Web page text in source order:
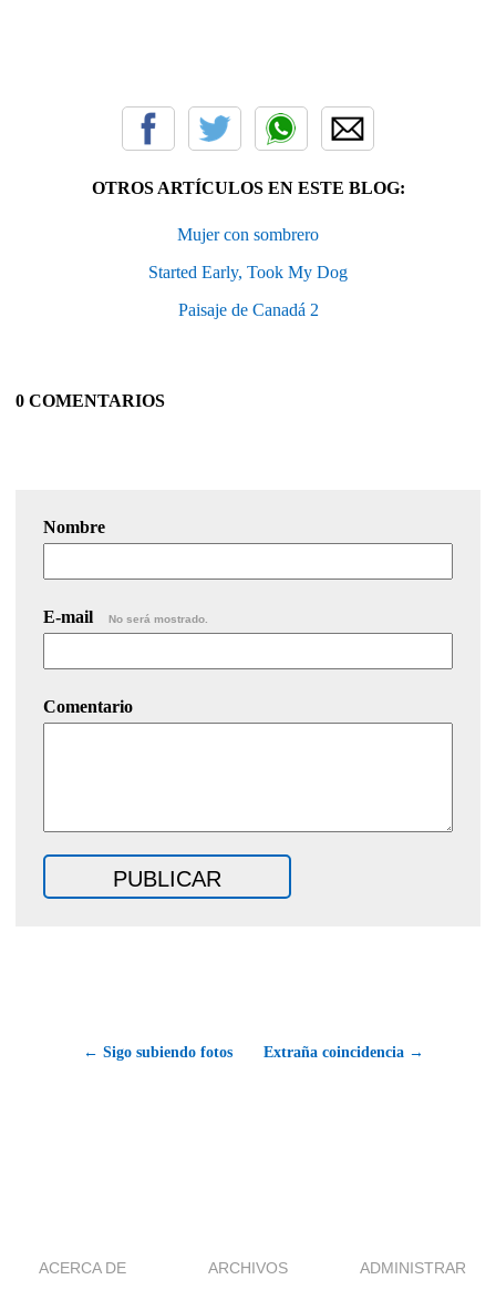
OTROS ARTÍCULOS EN ESTE BLOG:
Mujer con sombrero
Started Early, Took My Dog
Paisaje de Canadá 2
0 COMENTARIOS
Nombre
E-mail No será mostrado.
Comentario
← Sigo subiendo fotos Extraña coincidencia →
ACERCA DE ARCHIVOS ADMINISTRAR